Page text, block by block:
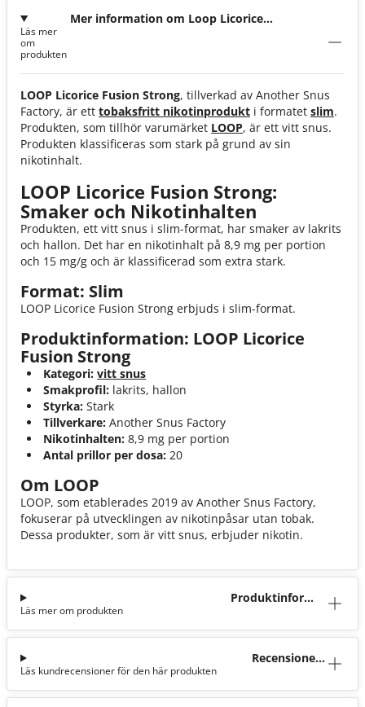
Mer information om Loop Licorice
Läs mer
om
produkten
LOOP Licorice Fusion Strong, tillverkad av Another Snus
Factory, är ett tobaksfritt nikotinprodukt i formatet slim.
Produkten, som tillhör varumärket LOOP, är ett vitt snus.
Produkten klassificeras som stark på grund av sin
nikotinhalt.
LOOP Licorice Fusion Strong:
Smaker och Nikotinhalten
Produkten, ett vitt snus i slim-format, har smaker av lakrits
och hallon. Det har en nikotinhalt på 8,9 mg per portion
och 15 mg/g och är klassificerad som extra stark.
Format: Slim
LOOP Licorice Fusion Strong erbjuds i slim-format.
Produktinformation: LOOP Licorice
Fusion Strong
Kategori: vitt snus
Smakprofil: lakrits, hallon
Styrka: Stark
Tillverkare: Another Snus Factory
Nikotinhalten: 8,9 mg per portion
Antal prillor per dosa: 20
Om LOOP
LOOP, som etablerades 2019 av Another Snus Factory,
fokuserar på utvecklingen av nikotinpåsar utan tobak.
Dessa produkter, som är vitt snus, erbjuder nikotin.
Produktinforma
Läs mer om produkten
Recensioner
Läs kundrecensioner för den här produkten